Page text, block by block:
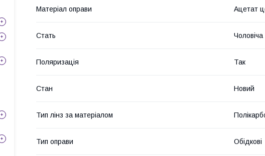
Матеріал оправи Ацетат
Стать Чоловіча
Поляризація Так
Стан Новий
Тип лінз за матеріалом
Тип оправи Обідкові